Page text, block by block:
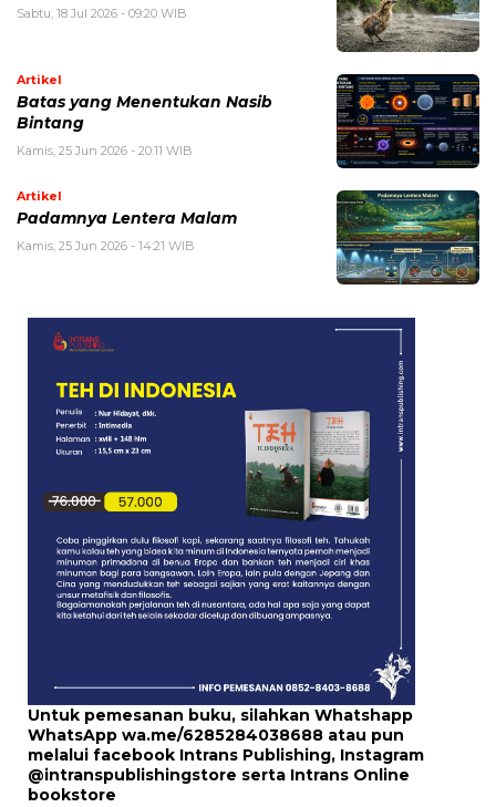
Sabtu, 18 Jul 2026 - 09:20 WIB
Artikel
Batas yang Menentukan Nasib
Bintang
Kamis, 25 Jun 2026 - 20:11 WIB
Artikel
Padamnya Lentera Malam
Kamis, 25 Jun 2026 - 14:21 WIB
Untuk pemesanan buku, silahkan Whatshapp
WhatsApp wa.me/6285284038688 atau pun
melalui facebook Intrans Publishing, Instagram
@intranspublishingstore serta Intrans Online
bookstore